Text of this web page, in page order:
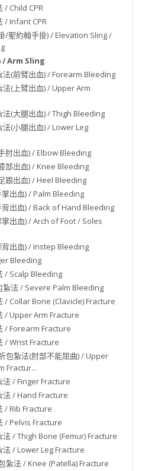
/ Child CPR
/ Infant CPR
/聖約翰手掛) / Elevation Sling /
/ Arm Sling
法(前臂出血) / Forearm Bleeding
法(上臂出血) / Upper Arm
法(大腿出血) / Thigh Bleeding
(小腿出血) / Lower Leg
肘出血) / Elbow Bleeding
部出血) / Knee Bleeding
跟出血) / Heel Bleeding
出血) / Palm Bleeding
背出血) / Back of Hand Bleeding
出血) / Arch of Foot / Soles
背出血) / Instep Bleeding
Bleeding
/ Scalp Bleeding
紮法 / Severe Palm Bleeding
/ Collar Bone (Clavicle) Fracture
/ Upper Arm Fracture
/ Forearm Fracture
/ Wrist Fracture
包紮法(肘部不能屈曲) / Upper
Fractur...
法 / Finger Fracture
法 / Hand Fracture
/ Rib Fracture
/ Pelvis Fracture
法 / Thigh Bone (Femur) Fracture
法 / Lower Leg Fracture
紮法 / Knee (Patella) Fracture